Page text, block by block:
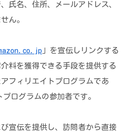
氏名、住所、メールアドレス、
ん。
」を宣伝しリンクする
料を獲得できる手段を提供する
フィリエイトプログラムであ
ログラムの参加者です。
宣伝を提供し、訪問者から直接